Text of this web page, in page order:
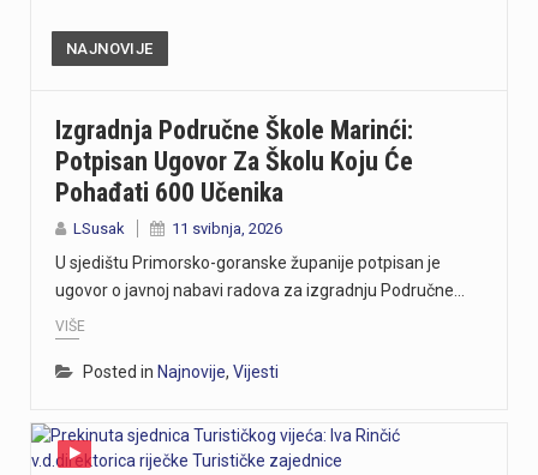
NAJNOVIJE
Izgradnja Područne Škole Marinći:
Potpisan Ugovor Za Školu Koju Će
Pohađati 600 Učenika
LSusak 11 svibnja, 2026
U sjedištu Primorsko-goranske županije potpisan je
ugovor o javnoj nabavi radova za izgradnju Područne…
VIŠE
Posted in Najnovije, Vijesti